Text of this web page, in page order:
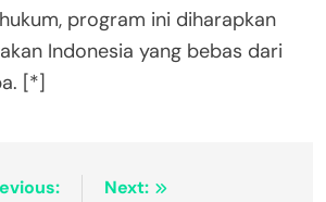
program ini diharapkan
Indonesia yang bebas dari
[*]
Next: